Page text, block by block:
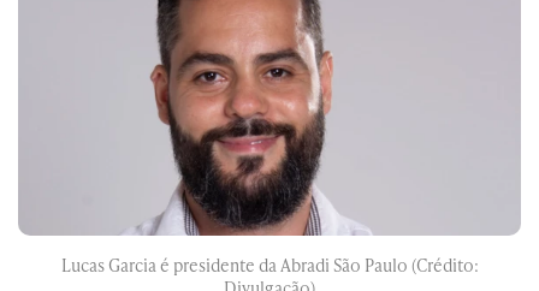
Lucas Garcia é presidente da Abradi São Paulo (Crédito: